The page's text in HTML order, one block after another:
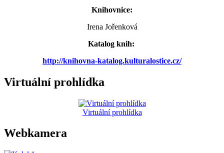
Knihovnice:
Irena Jořenková
Katalog knih:
http://knihovna-katalog.kulturalostice.cz/
Virtuální prohlídka
Virtuální prohlídka
Webkamera